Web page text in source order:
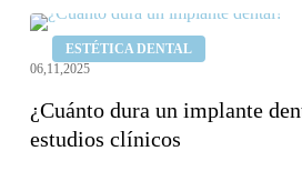
ESTÉTICA DENTAL
¿Cuánto
dura
implante
dental?
06,11,2025
¿Cuánto dura un implante
estudios clínicos